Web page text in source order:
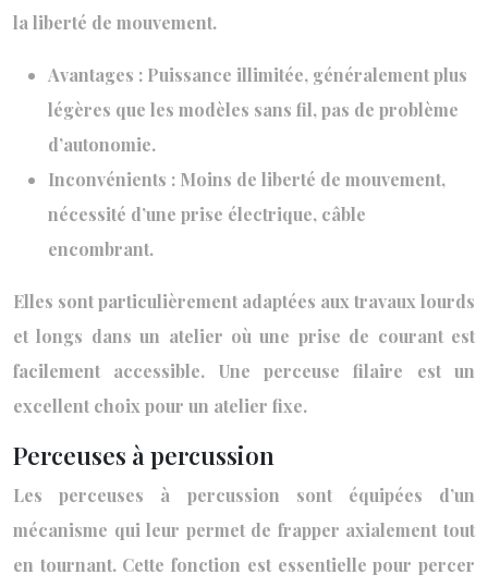
la liberté de mouvement.
Avantages : Puissance illimitée, généralement plus
légères que les modèles sans fil, pas de problème
d’autonomie.
Inconvénients : Moins de liberté de mouvement,
nécessité d’une prise électrique, câble
encombrant.
Elles sont particulièrement adaptées aux travaux lourds
et longs dans un atelier où une prise de courant est
facilement accessible. Une perceuse filaire est un
excellent choix pour un atelier fixe.
Perceuses à percussion
Les perceuses à percussion sont équipées d’un
mécanisme qui leur permet de frapper axialement tout
en tournant. Cette fonction est essentielle pour percer